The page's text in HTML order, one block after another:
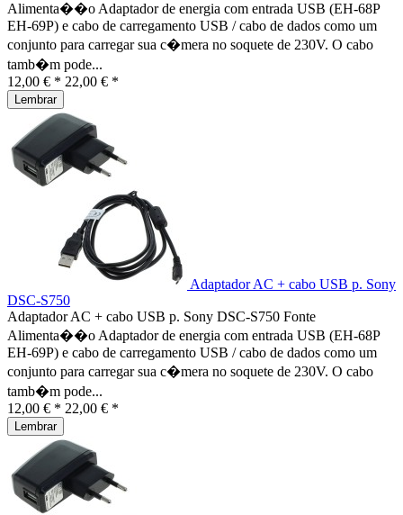
Alimenta��o Adaptador de energia com entrada USB (EH-68P
EH-69P) e cabo de carregamento USB / cabo de dados como um
conjunto para carregar sua c�mera no soquete de 230V. O cabo
tamb�m pode...
12,00 € * 22,00 € *
Lembrar
Adaptador AC + cabo USB p. Sony
DSC-S750
Adaptador AC + cabo USB p. Sony DSC-S750 Fonte
Alimenta��o Adaptador de energia com entrada USB (EH-68P
EH-69P) e cabo de carregamento USB / cabo de dados como um
conjunto para carregar sua c�mera no soquete de 230V. O cabo
tamb�m pode...
12,00 € * 22,00 € *
Lembrar